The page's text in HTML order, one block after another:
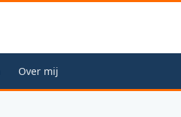
Over mij